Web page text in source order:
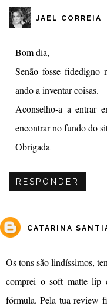
JAEL CORREIA
Bom dia,
Senão fosse fidedigno
ando a inventar coisas.
Aconselho-a a entrar
encontrar no fundo do
Obrigada
RESPONDER
CATARINA
Os tons são lindíssimos,
comprei o soft matte lip
fórmula. Pela tua review